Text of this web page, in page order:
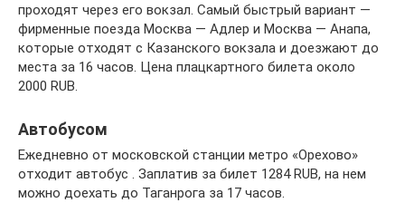
проходят через его вокзал. Самый быстрый вариант —
фирменные поезда Москва — Адлер и Москва — Анапа,
которые отходят с Казанского вокзала и доезжают до
места за 16 часов. Цена плацкартного билета около
2000 RUB.
Автобусом
Ежедневно от московской станции метро «Орехово»
отходит автобус . Заплатив за билет 1284 RUB, на нем
можно доехать до Таганрога за 17 часов.